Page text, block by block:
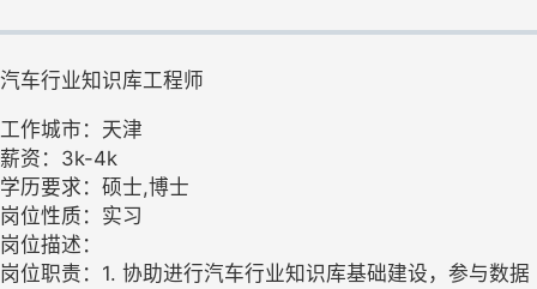
汽车行业知识库工程师
工作城市：天津
薪资：3k-4k
学历要求：硕士,博士
岗位性质：实习
岗位描述：
岗位职责：1. 协助进行汽车行业知识库基础建设，参与数据